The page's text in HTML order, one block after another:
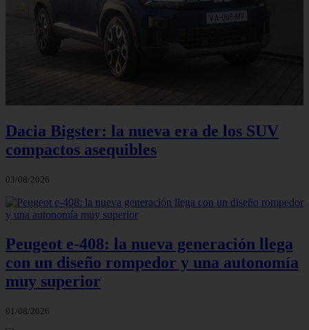
Dacia Bigster: la nueva era de los SUV
compactos asequibles
03/08/2026
Peugeot e-408: la nueva generación llega
con un diseño rompedor y una autonomía
muy superior
01/08/2026